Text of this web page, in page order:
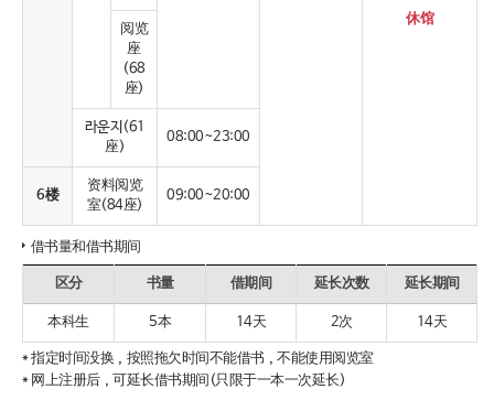
休馆
阅览
座
(68
座)
라운지(61
座)
08:00~23:00
6楼
资料阅览
室(84座)
09:00~20:00
借书量和借书期间
区分 书量 借期间 延长次数 延长期间
本科生 5本 14天 2次 14天
* 指定时间没换，按照拖欠时间不能借书，不能使用阅览室
* 网上注册后，可延长借书期间(只限于一本一次延长)